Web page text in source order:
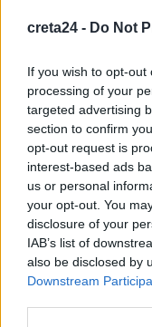
creta24 - Do Not
If you wish to opt-
processing of your
targeted advertising
section to confirm
opt-out request is
interest-based ads
us or personal
your opt-out. You
disclosure of your
IAB’s list of
also be disclosed by
Downstream
της τουρμπίνας
Τραγωδία στα
10 Αυγούστου, 2026
«Η Χανιώτικη
αναπτυξιακό
10 Αυγούστου, 2026
TRENDING